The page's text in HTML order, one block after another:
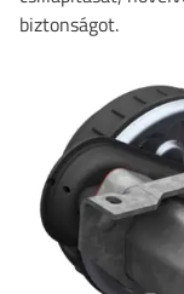
biztonságot.